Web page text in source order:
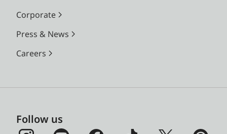
Corporate
Press & News
Careers
Follow us